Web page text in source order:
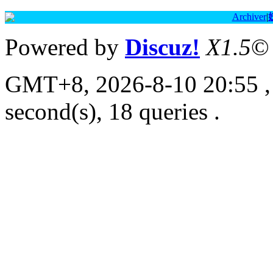
Archiver|
Powered by Discuz! X1.5©
GMT+8, 2026-8-10 20:55
second(s), 18 queries .